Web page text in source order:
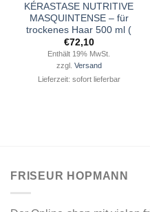
KÉRASTASE NUTRITIVE
MASQUINTENSE – für
trockenes Haar 500 ml (
€72,10
Enthält 19% MwSt.
zzgl. Versand
Lieferzeit: sofort lieferbar
FRISEUR HOPMANN